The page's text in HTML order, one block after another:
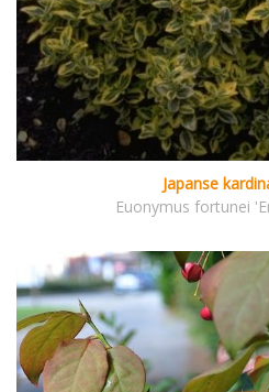
Japanse
Euonymus fortunei